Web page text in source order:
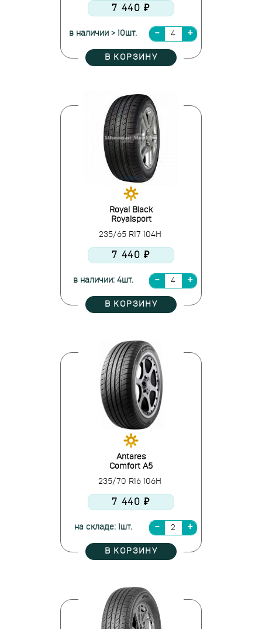
7 440 ₽
в наличии > 10шт.
В КОРЗИНУ
Royal Black
Royalsport
235/65 R17 104H
7 440 ₽
в наличии: 4шт.
В КОРЗИНУ
Antares
Comfort A5
235/70 R16 106H
7 440 ₽
на складе: 1шт.
В КОРЗИНУ